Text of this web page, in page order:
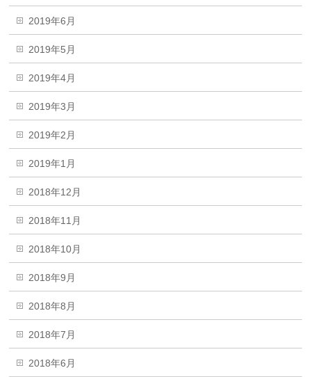
2019年6月
2019年5月
2019年4月
2019年3月
2019年2月
2019年1月
2018年12月
2018年11月
2018年10月
2018年9月
2018年8月
2018年7月
2018年6月